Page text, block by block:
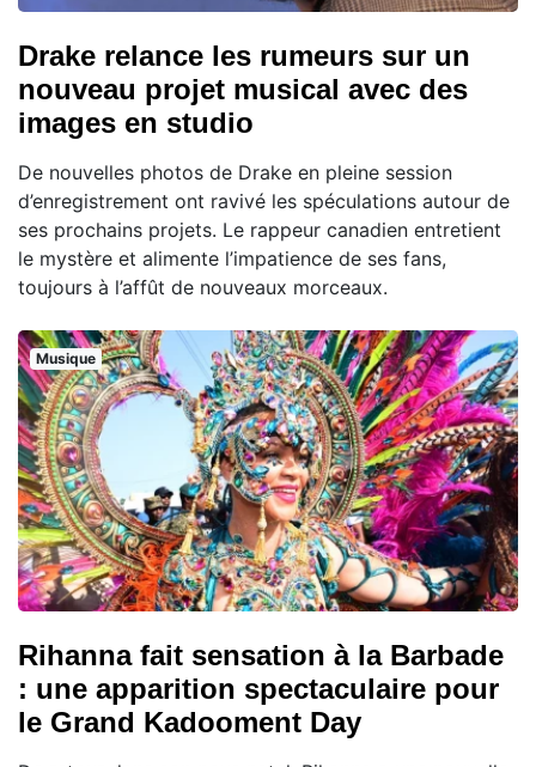
Drake relance les rumeurs sur un
nouveau projet musical avec des
images en studio
De nouvelles photos de Drake en pleine session
d’enregistrement ont ravivé les spéculations autour de
ses prochains projets. Le rappeur canadien entretient
le mystère et alimente l’impatience de ses fans,
toujours à l’affût de nouveaux morceaux.
Musique
Rihanna fait sensation à la Barbade
: une apparition spectaculaire pour
le Grand Kadooment Day